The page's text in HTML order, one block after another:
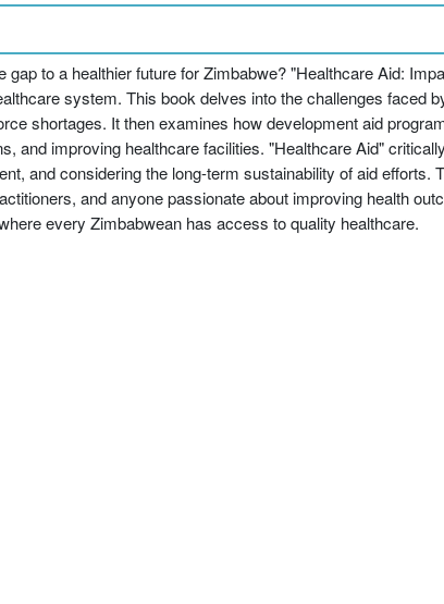
gap to a healthier future for Zimbabwe? "Healthcare Aid:
system. This book delves into the challenges faced
shortages. It then examines how development aid
and improving healthcare facilities. "Healthcare Aid"
and considering the long-term sustainability of aid
and anyone passionate about improving health
every Zimbabwean has access to quality healthcare.